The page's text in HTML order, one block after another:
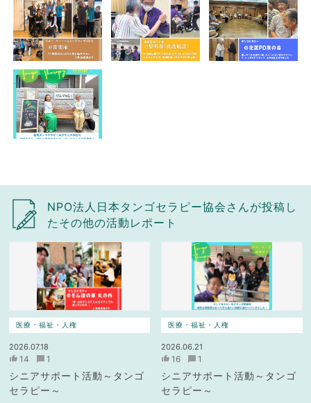
NPO法人日本タンゴセラピー協会さんが投稿し
たその他の活動レポート
医療・福祉・人権
2026.07.18
14 1
シニアサポート活動～タンゴ
セラピー～
医療・福祉・人権
2026.06.21
16 1
シニアサポート活動～タンゴ
セラピー～